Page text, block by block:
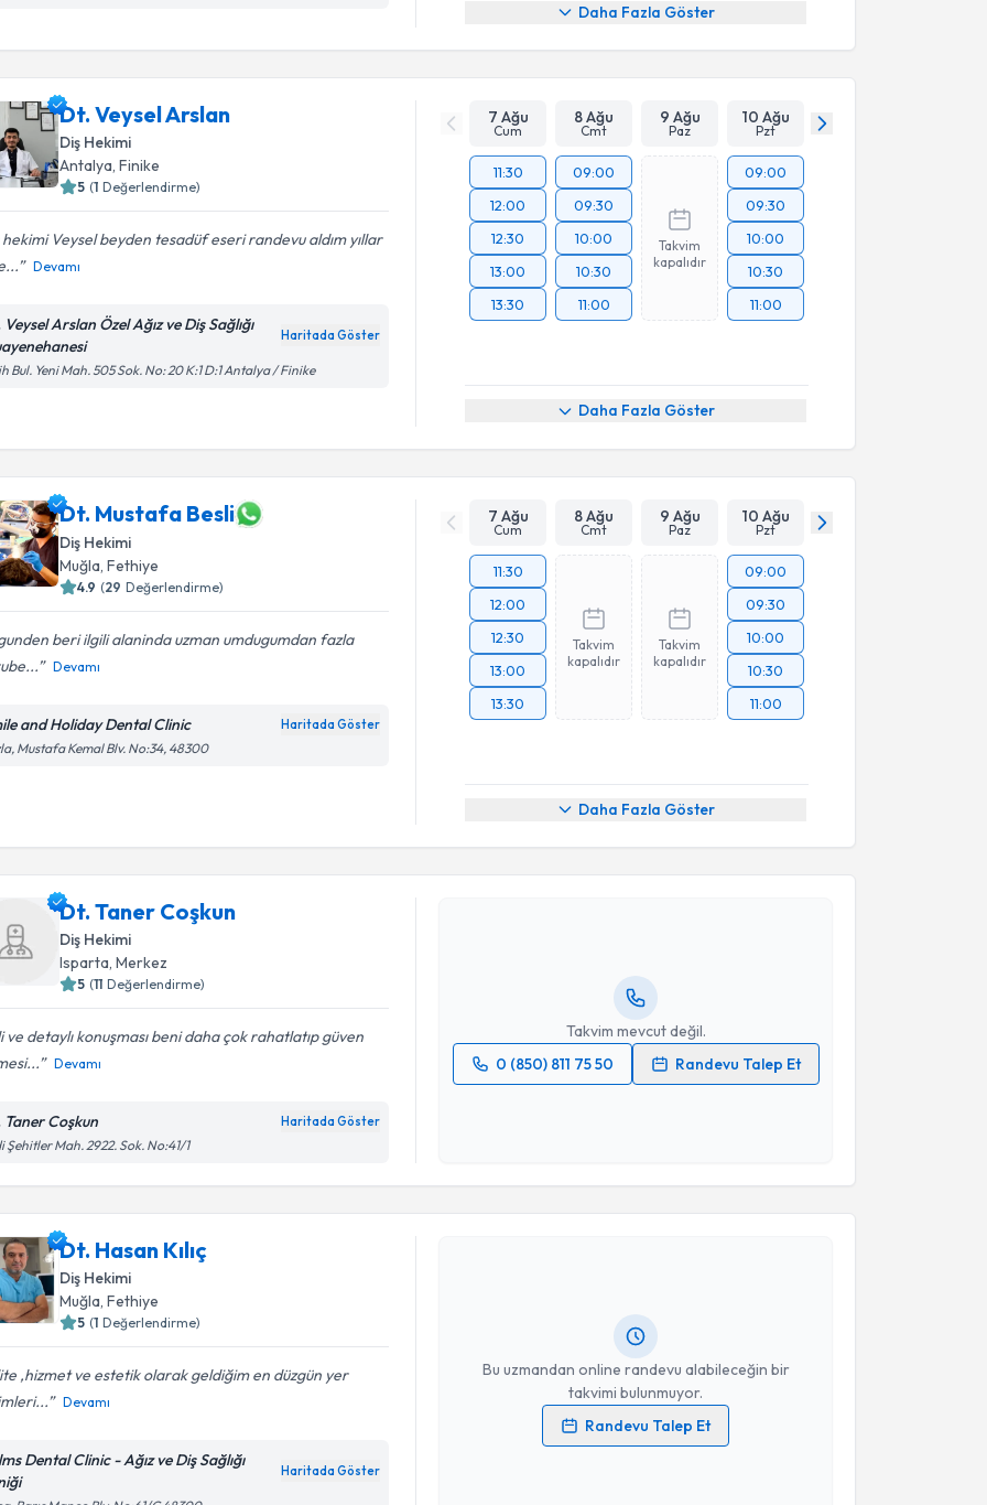
Daha Fazla Göster
Dt. Veysel Arslan
Diş Hekimi
Antalya, Finike
5 (1 Değerlendirme)
hekimi Veysel beyden tesadüf eseri randevu aldım yıllar
Devamı
Arslan Özel Ağız ve Diş Sağlığı
Haritada Göster
Bul. Yeni Mah. 505 Sok. No: 20 K:1 D:1 Antalya / Finike
7 Ağu
Cum
8 Ağu
Cmt
9 Ağu
Paz
10 Ağu
Pzt
11:30
12:00
12:30
13:00
13:30
09:00
09:30
10:00
10:30
11:00
Takvim
kapalıdır
09:00
09:30
10:00
10:30
11:00
Daha Fazla Göster
Dt. Mustafa Besli
Diş Hekimi
Muğla , Fethiye
4.9 (29 Değerlendirme)
beri ilgili alaninda uzman umdugumdan fazla
Devamı
and Holiday Dental Clinic Haritada Göster
Mustafa Kemal Blv. No:34, 48300
7 Ağu
Cum
8 Ağu
Cmt
9 Ağu
Paz
10 Ağu
Pzt
11:30
12:00
12:30
13:00
13:30
Takvim
kapalıdır
Takvim
kapalıdır
09:00
09:30
10:00
10:30
11:00
Daha Fazla Göster
Dt. Taner Coşkun
Diş Hekimi
Isparta, Merkez
5 (11 Değerlendirme)
ve detaylı konuşması beni daha çok rahatlatıp güven
Devamı
Taner Coşkun Haritada Göster
Şehitler Mah. 2922. Sok. No:41/1
Takvim mevcut değil.
0 (850) 811 75 50
Randevu Talep Et
Randevu Takvimi Talebi
Dt. Taner Coşkun
Takvim Talebini Gönder
Dt. Hasan Kılıç
Diş Hekimi
Muğla, Fethiye
5 (1 Değerlendirme)
,hizmet ve estetik olarak geldiğim en düzgün yer
Devamı
Dental Clinic - Ağız ve Diş Sağlığı
Haritada Göster
Bu uzmandan online randevu alabileceğin bir
takvimi bulunmuyor.
Randevu Talep Et
Kişisel verilerimin işlenmesine ilişkinAydınlatma Metni